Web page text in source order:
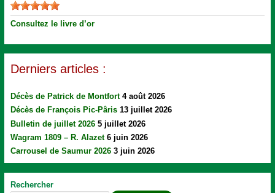
Consultez le livre d’or
Derniers articles :
Décès de Patrick de Montfort 4 août 2026
Décès de François Pic-Pâris 13 juillet 2026
Bulletin de juillet 2026 5 juillet 2026
Wagram 1809 – R. Alazet 6 juin 2026
Carrousel de Saumur 2026 3 juin 2026
Rechercher